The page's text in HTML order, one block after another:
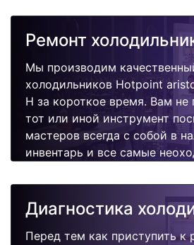
Ремонт
Мы производим
холодильников Hotpoint
H за короткое время. Вам не
тот или иной инструмент
мастеров всегда с собой в
инвентарь и все самые
быстро, качественно и
Диагностика
Перед тем как приступить к